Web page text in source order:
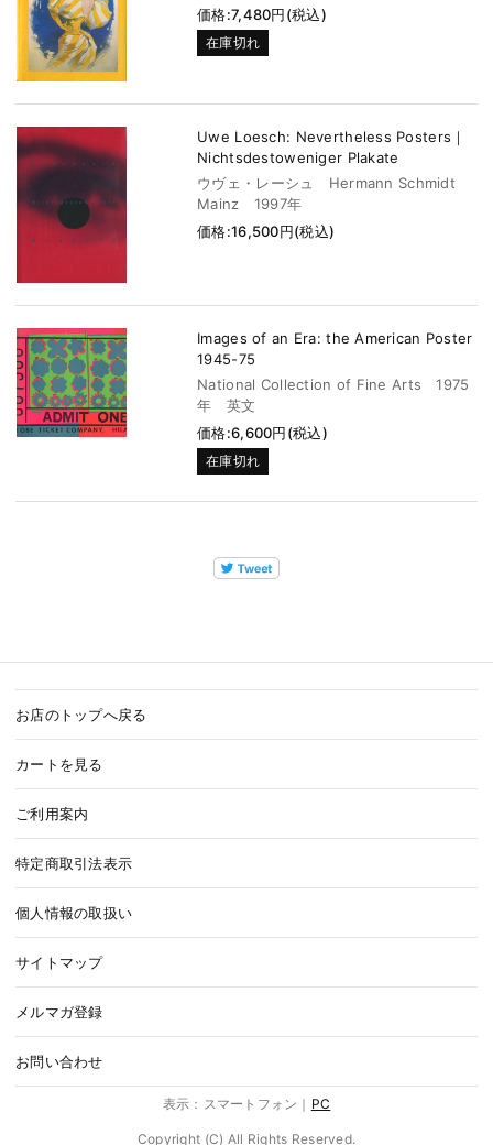
価格:7,480円(税込)
在庫切れ
Uwe Loesch: Nevertheless Posters｜
Nichtsdestoweniger Plakate
ウヴェ・レーシュ Hermann Schmidt
Mainz 1997年
価格:16,500円(税込)
Images of an Era: the American Poster
1945-75
National Collection of Fine Arts 1975
年 英文
価格:6,600円(税込)
在庫切れ
お店のトップへ戻る
カートを見る
ご利用案内
特定商取引法表示
個人情報の取扱い
サイトマップ
メルマガ登録
お問い合わせ
表示：スマートフォン｜ PC
Copyright (C) All Rights Reserved.